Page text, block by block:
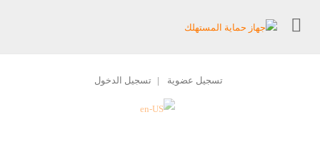
تسجيل عضوية | تسجيل الدخول